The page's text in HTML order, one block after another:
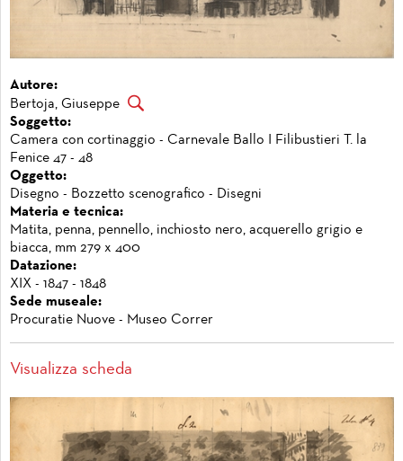
Autore:
Bertoja, Giuseppe
Soggetto:
Camera con cortinaggio - Carnevale Ballo I Filibustieri T. la
Fenice 47 - 48
Oggetto:
Disegno - Bozzetto scenografico - Disegni
Materia e tecnica:
Matita, penna, pennello, inchiosto nero, acquerello grigio e
biacca, mm 279 x 400
Datazione:
XIX - 1847 - 1848
Sede museale:
Procuratie Nuove - Museo Correr
Visualizza scheda